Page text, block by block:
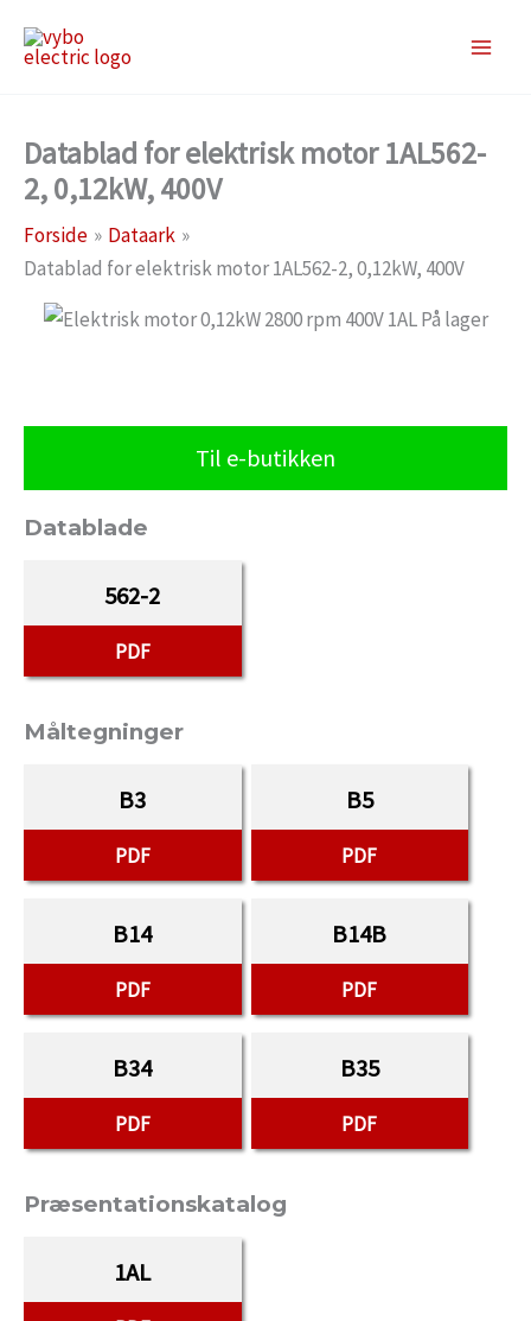
Datablad for elektrisk motor 1AL562-
2, 0,12kW, 400V
Forside
Dataark
Datablad for elektrisk motor 1AL562-2, 0,12kW, 400V
Til e-butikken
Datablade
562-2
PDF
Måltegninger
B3
PDF
B5
PDF
B14
PDF
B14B
PDF
B34
PDF
B35
PDF
Præsentationskatalog
1AL